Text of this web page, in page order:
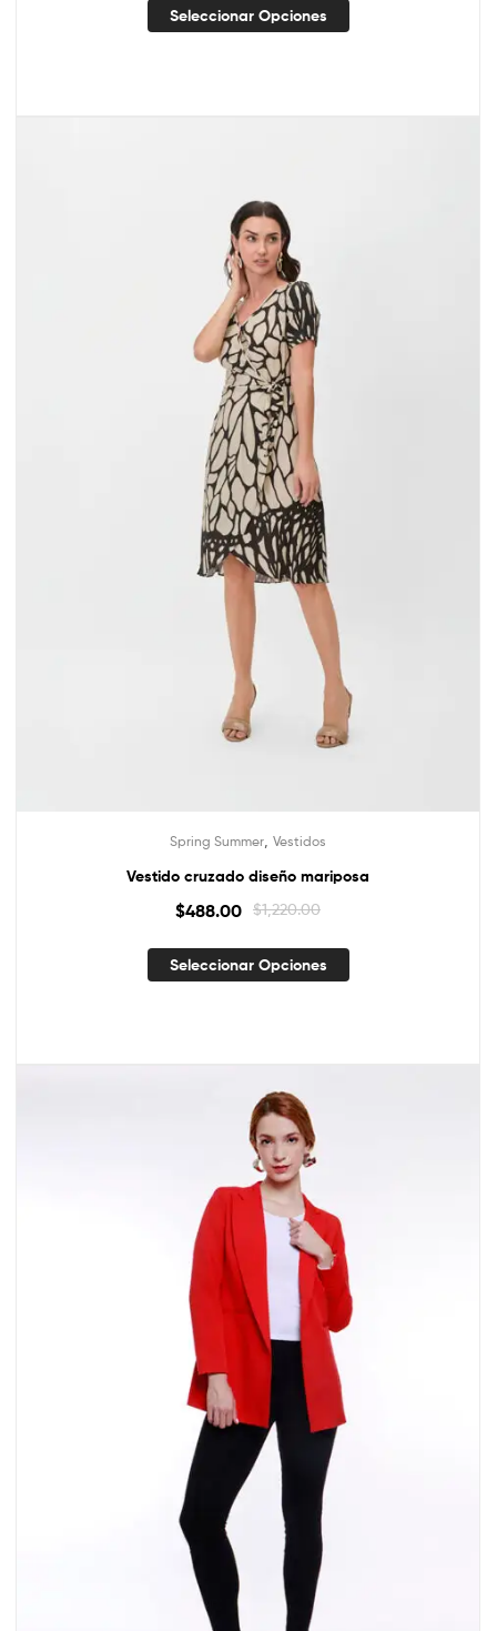
Seleccionar Opciones
Spring Summer, Vestidos
Vestido cruzado diseño mariposa
$1,220.00
$488.00
Seleccionar Opciones